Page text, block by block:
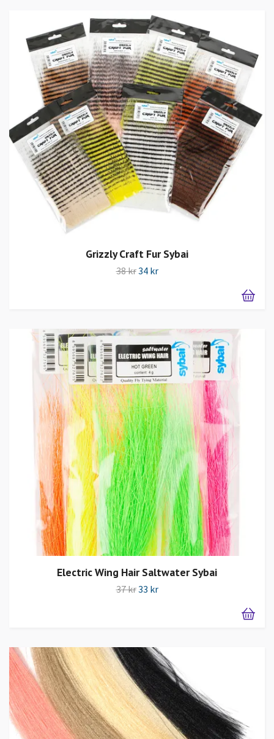
Grizzly Craft Fur Sybai
38 kr34 kr
Electric Wing Hair Saltwater Sybai
37 kr33 kr